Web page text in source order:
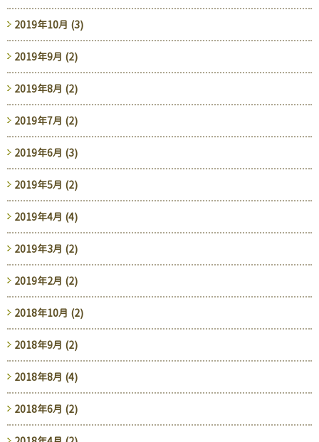
2019年10月 (3)
2019年9月 (2)
2019年8月 (2)
2019年7月 (2)
2019年6月 (3)
2019年5月 (2)
2019年4月 (4)
2019年3月 (2)
2019年2月 (2)
2018年10月 (2)
2018年9月 (2)
2018年8月 (4)
2018年6月 (2)